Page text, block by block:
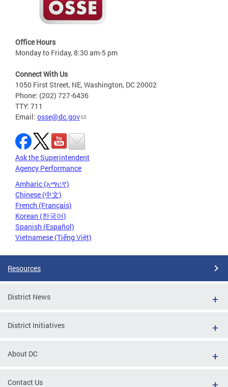
Office Hours
Monday to Friday, 8:30 am-5 pm
Connect With Us
1050 First Street, NE, Washington, DC 20002
Phone: (202) 727-6436
TTY: 711
Email: osse@dc.gov
Ask the Superintendent
Agency Performance
Amharic (አማርኛ)
Chinese (中文)
French (Français)
Korean (한국어)
Spanish (Español)
Vietnamese (Tiếng Việt)
Resources
District News
District Initiatives
About DC
Contact Us